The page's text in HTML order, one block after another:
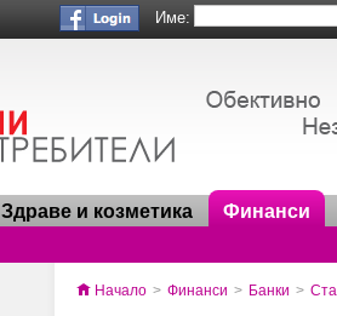
Име:
Здраве и козметика Финанси
Начало > Финанси > Банки >